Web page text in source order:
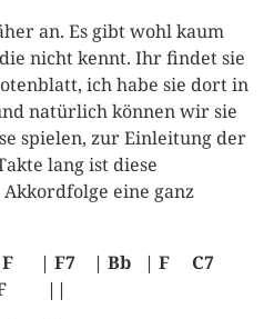
an. Es gibt wohl kaum
nicht kennt. Ihr findet sie
ich habe sie dort in
natürlich können wir sie
spielen, zur Einleitung der
lang ist diese
eine ganz
| F7 | Bb | F C7
||